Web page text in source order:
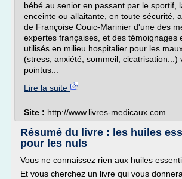
bébé au senior en passant par le sportif,
enceinte ou allaitante, en toute sécurité,
de Françoise Couic-Marinier d'une des
expertes françaises, et des témoignages
utilisés en milieu hospitalier pour les
(stress, anxiété, sommeil, cicatrisation...)
pointus...
Lire la suite
Site : http://www.livres-medicaux.com
Résumé du livre : les huiles
pour les nuls
Vous ne connaissez rien aux huiles
Et vous cherchez un livre qui vous